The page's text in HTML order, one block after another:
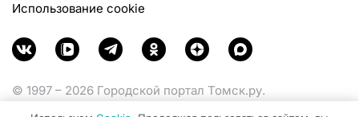
Использование cookie
© 1997 – 2026 Городской портал Томск.ру.